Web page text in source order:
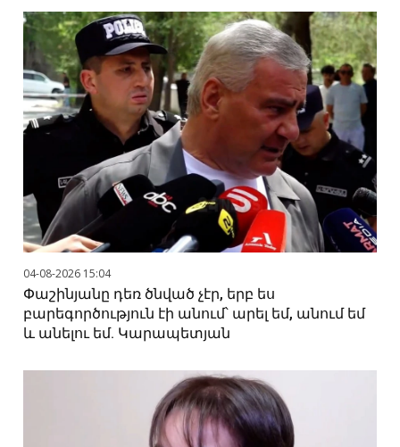
04-08-2026 15:04
Փաշինյանը դեռ ծնված չէր, երբ ես
բարեգործություն էի անում՝ արել եմ, անում եմ
և անելու եմ. Կարապետյան